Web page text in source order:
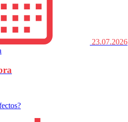
23.07.2026